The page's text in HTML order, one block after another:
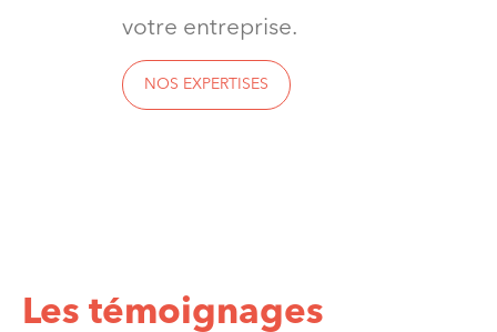
votre entreprise.
NOS EXPERTISES
Les témoignages